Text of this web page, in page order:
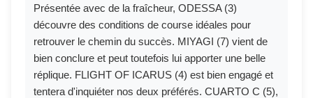
Présentée avec de la fraîcheur, ODESSA (3)
découvre des conditions de course idéales pour
retrouver le chemin du succès. MIYAGI (7) vient de
bien conclure et peut toutefois lui apporter une belle
réplique. FLIGHT OF ICARUS (4) est bien engagé et
tentera d'inquiéter nos deux préférés. CUARTO C (5),